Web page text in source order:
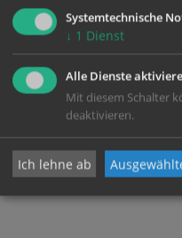
Systemtechnische
↓ 1 Dienst
Alle Dienste
Mit diesem Schalter
deaktivieren.
Ich lehne ab